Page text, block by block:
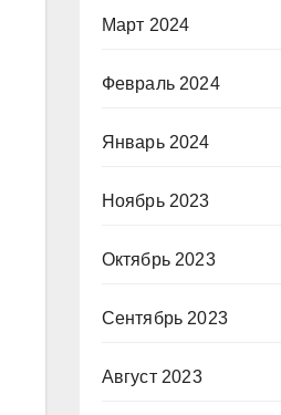
Март 2024
Февраль 2024
Январь 2024
Ноябрь 2023
Октябрь 2023
Сентябрь 2023
Август 2023